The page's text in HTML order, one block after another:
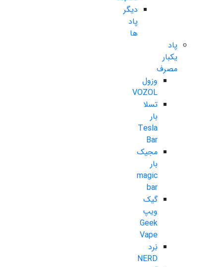
دیگر
پاد
ها
پاد
یکبار
مصرف
وزول
VOZOL
تسلا
بار
Tesla
Bar
مجیک
بار
magic
bar
گیک
ویپ
Geek
Vape
نِرد
NERD